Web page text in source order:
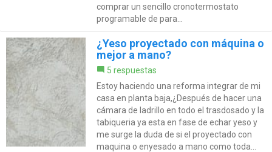
comprar un sencillo cronotermostato
programable de para...
¿Yeso proyectado con máquina o
mejor a mano?
5 respuestas
Estoy haciendo una reforma integrar de mi
casa en planta baja,¿Después de hacer una
cámara de ladrillo en todo el trasdosado y la
tabiqueria ya esta en fase de echar yeso y
me surge la duda de si el proyectado con
maquina o enyesado a mano como toda...